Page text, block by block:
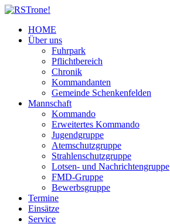
HOME
Über uns
Fuhrpark
Pflichtbereich
Chronik
Kommandanten
Gemeinde Schenkenfelden
Mannschaft
Kommando
Erweitertes Kommando
Jugendgruppe
Atemschutzgruppe
Strahlenschutzgruppe
Lotsen- und Nachrichtengruppe
FMD-Gruppe
Bewerbsgruppe
Termine
Einsätze
Service